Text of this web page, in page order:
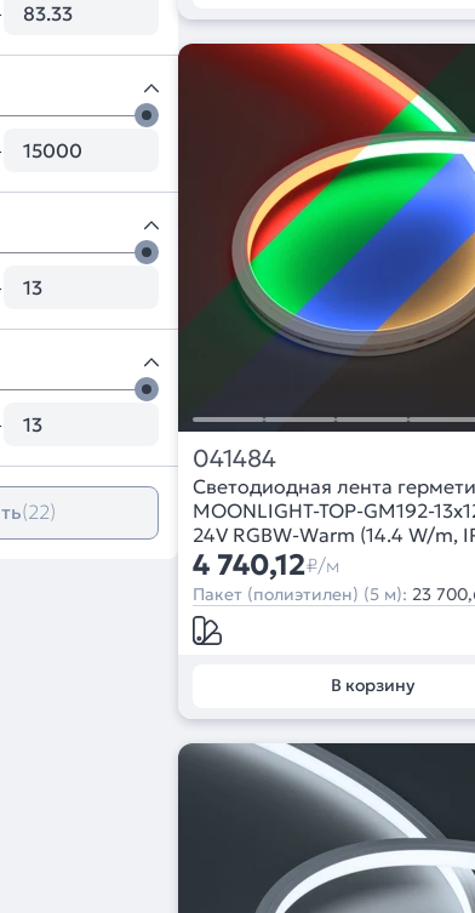
(22)
041484
Светодиодная лента
MOONLIGHT-TOP-GM192-
24V RGBW-Warm (14.4 W/m,
wire x2) (Arlight, Вывод
года)
4 740,12₽/м
Пакет (полиэтилен) (5 м): 23
В корзину